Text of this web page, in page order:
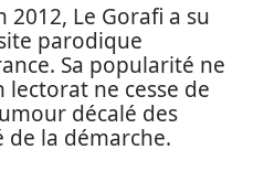
2012, Le Gorafi a su
parodique
Sa popularité ne
lectorat ne cesse de
décalé des
de la démarche.